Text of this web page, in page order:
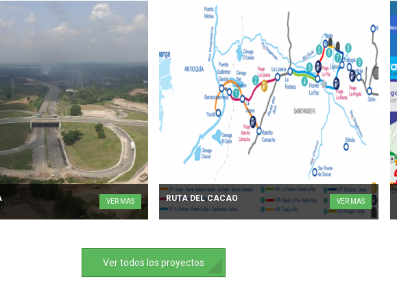
VER MAS VER MAS
RUTA DEL CACAO
Ver todos los proyectos